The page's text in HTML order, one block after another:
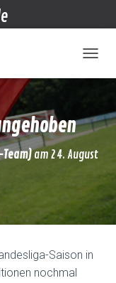
am 24. August
Saison in
nochmal